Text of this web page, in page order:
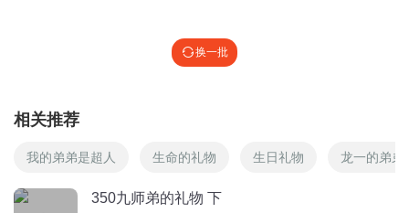
换一批
相关推荐
我的弟弟是超人 生命的礼物 生日礼物 龙一的弟弟
350九师弟的礼物 下